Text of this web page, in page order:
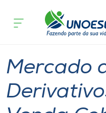
Cursos
Pesquisa
acontece
dos seus
Mercado